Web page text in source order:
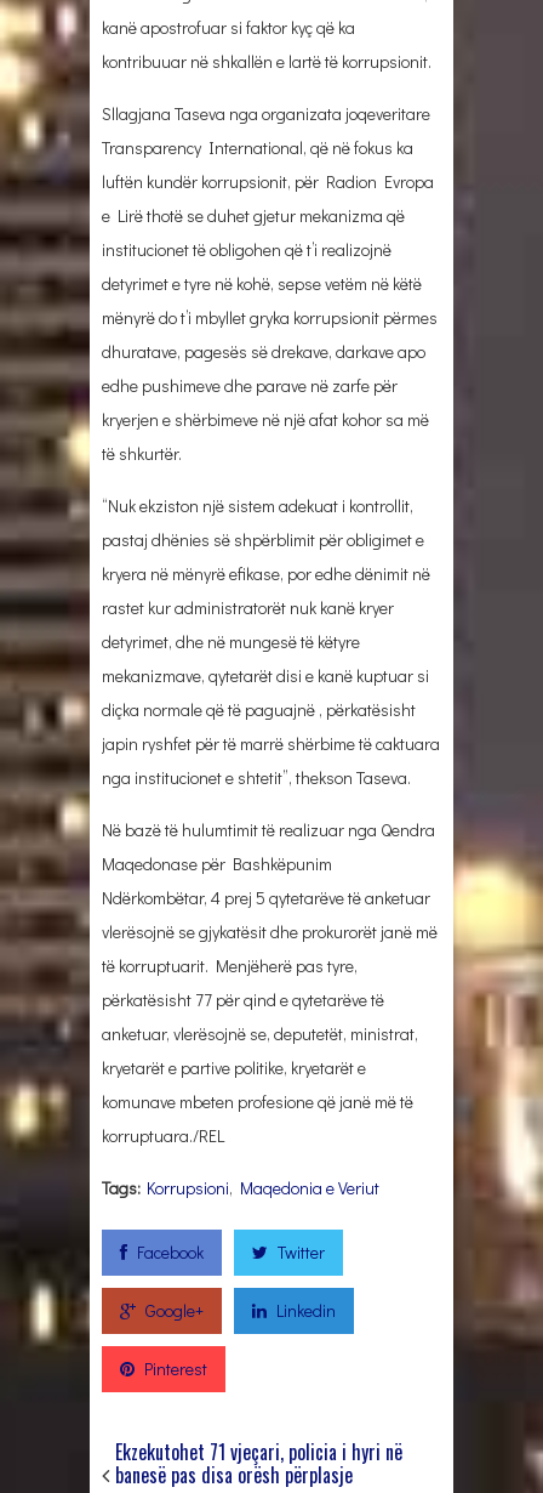
kanë apostrofuar si faktor kyç që ka
kontribuuar në shkallën e lartë të korrupsionit.
Sllagjana Taseva nga organizata joqeveritare
Transparency International, që në fokus ka
luftën kundër korrupsionit, për Radion Evropa
e Lirë thotë se duhet gjetur mekanizma që
institucionet të obligohen që t’i realizojnë
detyrimet e tyre në kohë, sepse vetëm në këtë
mënyrë do t’i mbyllet gryka korrupsionit përmes
dhuratave, pagesës së drekave, darkave apo
edhe pushimeve dhe parave në zarfe për
kryerjen e shërbimeve në një afat kohor sa më
të shkurtër.
“Nuk ekziston një sistem adekuat i kontrollit,
pastaj dhënies së shpërblimit për obligimet e
kryera në mënyrë efikase, por edhe dënimit në
rastet kur administratorët nuk kanë kryer
detyrimet, dhe në mungesë të këtyre
mekanizmave, qytetarët disi e kanë kuptuar si
diçka normale që të paguajnë , përkatësisht
japin ryshfet për të marrë shërbime të caktuara
nga institucionet e shtetit”, thekson Taseva.
Në bazë të hulumtimit të realizuar nga Qendra
Maqedonase për Bashkëpunim
Ndërkombëtar, 4 prej 5 qytetarëve të anketuar
vlerësojnë se gjykatësit dhe prokurorët janë më
të korruptuarit. Menjëherë pas tyre,
përkatësisht 77 për qind e qytetarëve të
anketuar, vlerësojnë se, deputetët, ministrat,
kryetarët e partive politike, kryetarët e
komunave mbeten profesione që janë më të
korruptuara./REL
Tags: Korrupsioni, Maqedonia e Veriut
Facebook Twitter
Google+ Linkedin
Pinterest
Ekzekutohet 71 vjeçari, policia i hyri në
banesë pas disa orësh përplasje